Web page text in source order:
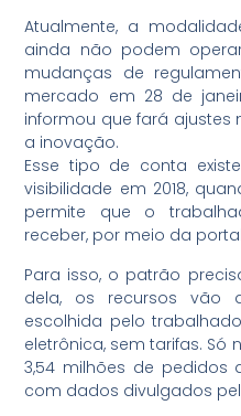
Atualmente, a
ainda não podem
mudanças de
mercado em 28 de
informou que fará
a inovação.
Esse tipo de conta
visibilidade em 2018,
permite que o
receber, por meio da
Para isso, o patrão
dela, os recursos vão
escolhida pelo
eletrônica, sem tarifas. Só
3,54 milhões de pedidos
com dados divulgados